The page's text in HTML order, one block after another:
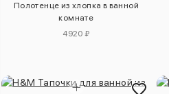
Полотенце из хлопка в ванной
комнате
4920 ₽